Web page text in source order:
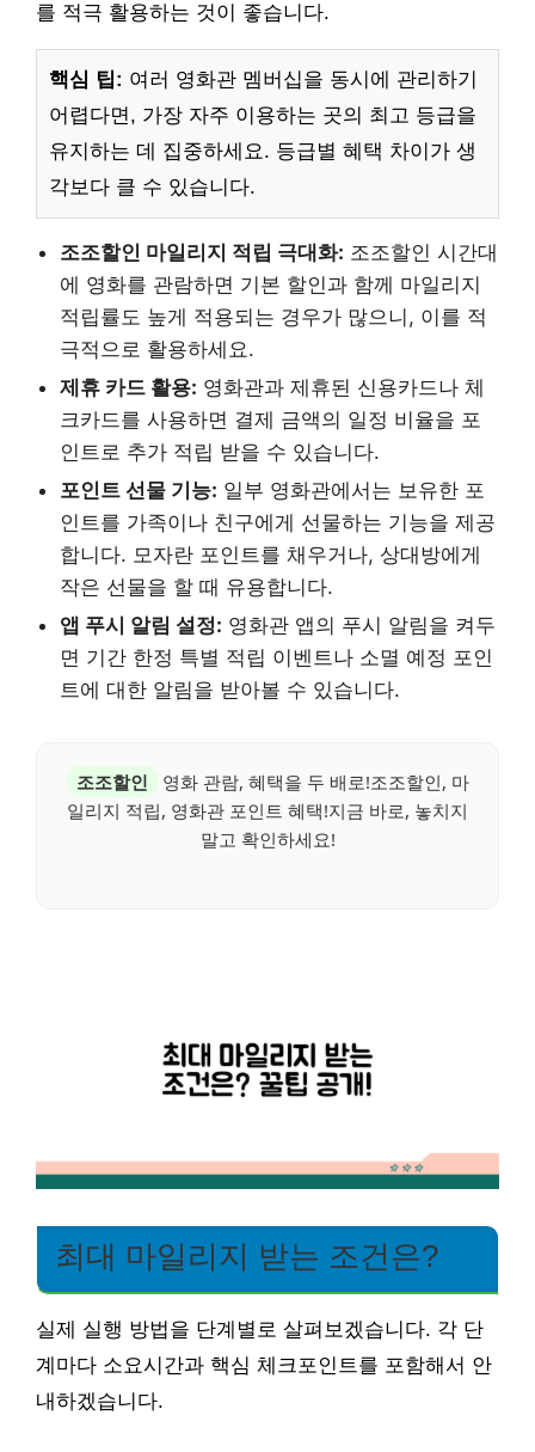
를 적극 활용하는 것이 좋습니다.
핵심 팁: 여러 영화관 멤버십을 동시에 관리하기
어렵다면, 가장 자주 이용하는 곳의 최고 등급을
유지하는 데 집중하세요. 등급별 혜택 차이가 생
각보다 클 수 있습니다.
조조할인 마일리지 적립 극대화: 조조할인 시간대
에 영화를 관람하면 기본 할인과 함께 마일리지
적립률도 높게 적용되는 경우가 많으니, 이를 적
극적으로 활용하세요.
제휴 카드 활용: 영화관과 제휴된 신용카드나 체
크카드를 사용하면 결제 금액의 일정 비율을 포
인트로 추가 적립 받을 수 있습니다.
포인트 선물 기능: 일부 영화관에서는 보유한 포
인트를 가족이나 친구에게 선물하는 기능을 제공
합니다. 모자란 포인트를 채우거나, 상대방에게
작은 선물을 할 때 유용합니다.
앱 푸시 알림 설정: 영화관 앱의 푸시 알림을 켜두
면 기간 한정 특별 적립 이벤트나 소멸 예정 포인
트에 대한 알림을 받아볼 수 있습니다.
조조할인
영화 관람, 혜택을 두 배로!조조할인, 마
일리지 적립, 영화관 포인트 혜택!지금 바로, 놓치지
말고 확인하세요!
최대 마일리지 받는 조건은?
실제 실행 방법을 단계별로 살펴보겠습니다. 각 단
계마다 소요시간과 핵심 체크포인트를 포함해서 안
내하겠습니다.